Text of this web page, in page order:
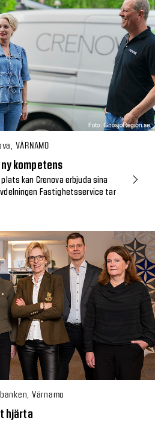
VÄRNAMO
kompetens
kan Crenova erbjuda sina
Fastighetsservice tar
Värnamo
hjärta